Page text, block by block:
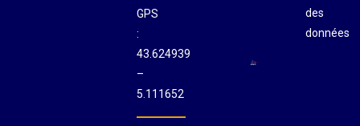
GPS
:
43.624939
–
5.111652
des
données